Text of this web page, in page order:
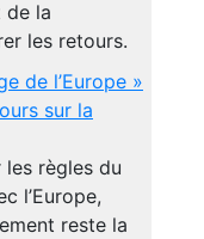
de la
les retours.
de l’Europe »
sur la
règles du
l’Europe,
reste la